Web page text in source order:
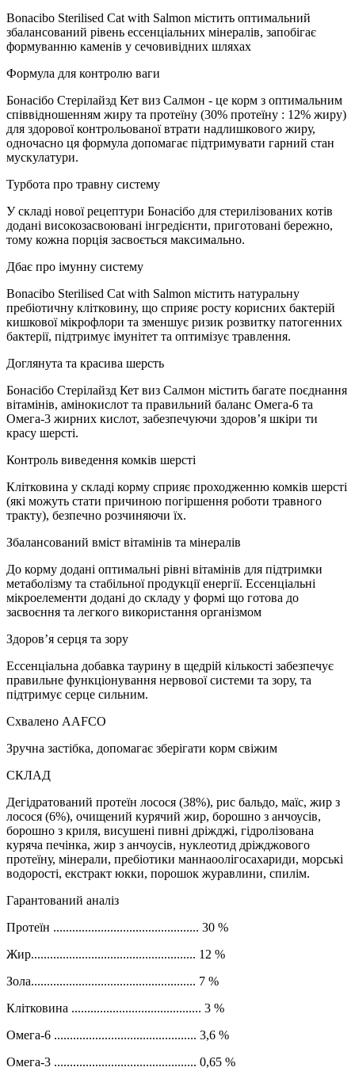
Bonacibo Sterilised Cat with Salmon містить оптимальний
збалансований рівень ессенціальних мінералів, запобігає
формуванню каменів у сечовивідних шляхах
Формула для контролю ваги
Бонасібо Стерілайзд Кет виз Салмон - це корм з оптимальним
співвідношенням жиру та протеїну (30% протеїну : 12% жиру)
для здорової контрольованої втрати надлишкового жиру,
одночасно ця формула допомагає підтримувати гарний стан
мускулатури.
Турбота про травну систему
У складі нової рецептури Бонасібо для стерилізованих котів
додані високозасвоювані інгредієнти, приготовані бережно,
тому кожна порція засвоється максимально.
Дбає про імунну систему
Bonacibo Sterilised Cat with Salmon містить натуральну
пребіотичну клітковину, що сприяє росту корисних бактерій
кишкової мікрофлори та зменшує ризик розвитку патогенних
бактерії, підтримує імунітет та оптимізує травлення.
Доглянута та красива шерсть
Бонасібо Стерілайзд Кет виз Салмон містить багате поєднання
вітамінів, амінокислот та правильний баланс Омега-6 та
Oмега-3 жирних кислот, забезпечуючи здоров’я шкіри ти
красу шерсті.
Контроль виведення комків шерсті
Клітковина у складі корму сприяє проходженню комків шерсті
(які можуть стати причиною погіршення роботи травного
тракту), безпечно розчиняючи їх.
Збалансований вміст вітамінів та мінералів
До корму додані оптимальні рівні вітамінів для підтримки
метаболізму та стабільної продукції енергії. Ессенціальні
мікроелементи додані до складу у формі що готова до
засвоєння та легкого використання організмом
Здоров’я серця та зору
Ессенціальна добавка таурину в щедрій кількості забезпечує
правильне функціонування нервової системи та зору, та
підтримує серце сильним.
Схвалено AAFCO
Зручна застібка, допомагає зберігати корм свіжим
СКЛАД
Дегідратований протеїн лосося (38%), рис бальдо, маїс, жир з
лосося (6%), очищений курячий жир, борошно з анчоусів,
борошно з криля, висушені пивні дріжджі, гідролізована
куряча печінка, жир з анчоусів, нуклеотид дріжджового
протеїну, мінерали, пребіотики маннаоолігосахариди, морські
водорості, екстракт юкки, порошок журавлини, спилім.
Гарантований аналіз
Протеїн .............................................. 30 %
Жир.................................................... 12 %
Зола.................................................... 7 %
Клітковина ......................................... 3 %
Омега-6 ............................................. 3,6 %
Омега-3 ............................................. 0,65 %